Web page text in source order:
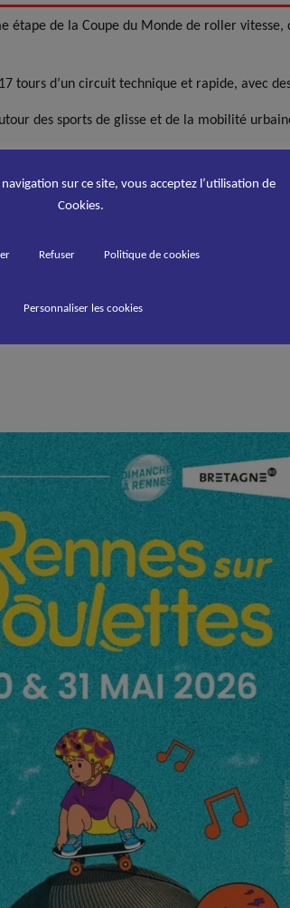
étape de la Coupe du Monde de roller
tours d’un circuit technique et rapide, avec
des sports de glisse et de la mobilité
grâce à l’investissement d’un collectif
du week-end.
sur ce site, vous acceptez l’utilisation de
Cookies.
Refuser Politique de cookies
Personnaliser les cookies